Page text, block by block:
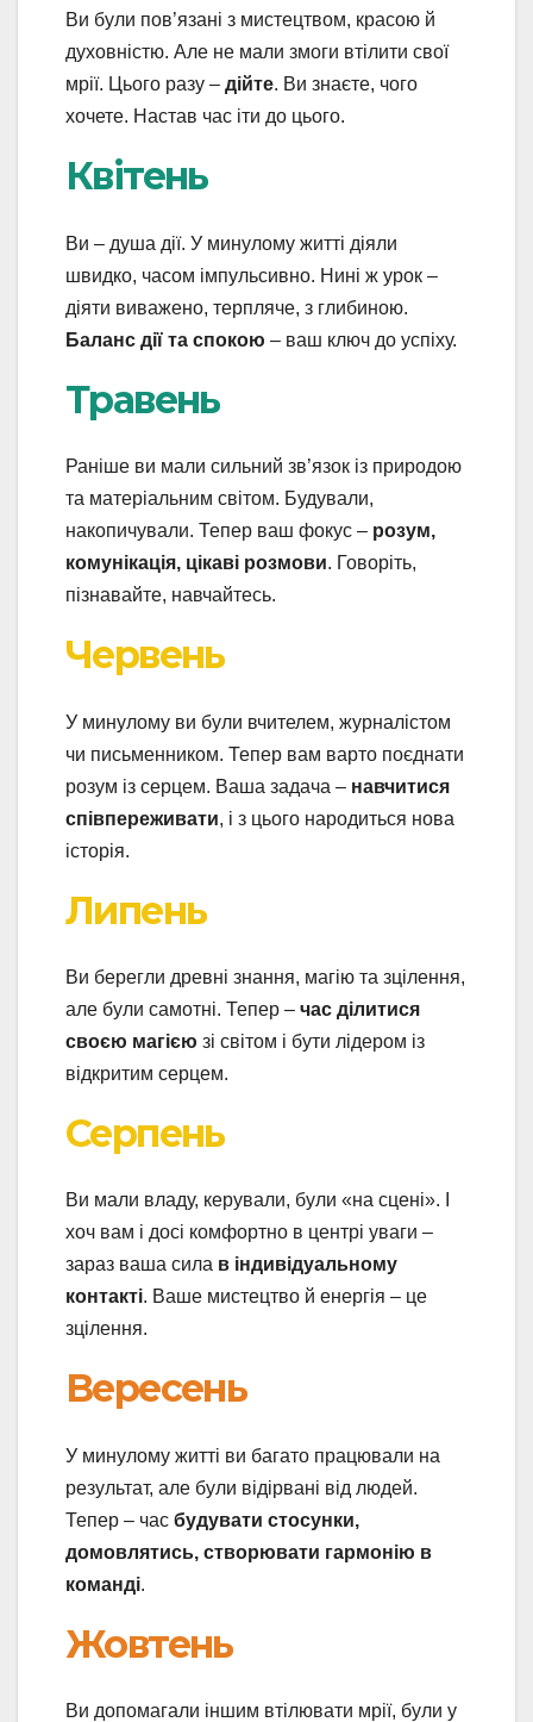
Ви були пов’язані з мистецтвом, красою й
духовністю. Але не мали змоги втілити свої
мрії. Цього разу – дійте. Ви знаєте, чого
хочете. Настав час іти до цього.
Квітень
Ви – душа дії. У минулому житті діяли
швидко, часом імпульсивно. Нині ж урок –
діяти виважено, терпляче, з глибиною.
Баланс дії та спокою – ваш ключ до успіху.
Травень
Раніше ви мали сильний зв’язок із природою
та матеріальним світом. Будували,
накопичували. Тепер ваш фокус – розум,
комунікація, цікаві розмови. Говоріть,
пізнавайте, навчайтесь.
Червень
У минулому ви були вчителем, журналістом
чи письменником. Тепер вам варто поєднати
розум із серцем. Ваша задача – навчитися
співпереживати, і з цього народиться нова
історія.
Липень
Ви берегли древні знання, магію та зцілення,
але були самотні. Тепер – час ділитися
своєю магією зі світом і бути лідером із
відкритим серцем.
Серпень
Ви мали владу, керували, були «на сцені». І
хоч вам і досі комфортно в центрі уваги –
зараз ваша сила в індивідуальному
контакті. Ваше мистецтво й енергія – це
зцілення.
Вересень
У минулому житті ви багато працювали на
результат, але були відірвані від людей.
Тепер – час будувати стосунки,
домовлятись, створювати гармонію в
команді.
Жовтень
Ви допомагали іншим втілювати мрії, були у